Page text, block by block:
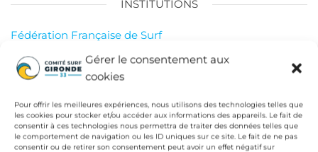
Gérer le consentement aux
cookies
Pour offrir les meilleures expériences, nous utilisons des technologies telles que
les cookies pour stocker et/ou accéder aux informations des appareils. Le fait de
consentir à ces technologies nous permettra de traiter des données telles que
le comportement de navigation ou les ID uniques sur ce site. Le fait de ne pas
consentir ou de retirer son consentement peut avoir un effet négatif sur
INSTITUTIONS
Fédération Française de Surf
Conseil Départemental de la Gironde
Ligue de Surf de Nouvelle Aquitaine
CdC Médoc Atlantique